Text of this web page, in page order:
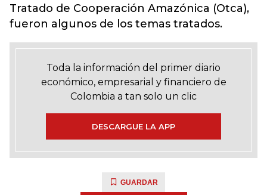
Tratado de Cooperación Amazónica (Otca),
fueron algunos de los temas tratados.
Toda la información del primer diario
económico, empresarial y financiero de
Colombia a tan solo un clic
DESCARGUE LA APP
GUARDAR